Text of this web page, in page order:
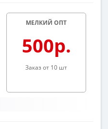
МЕЛКИЙ ОПТ
500р.
Заказ от 10 шт